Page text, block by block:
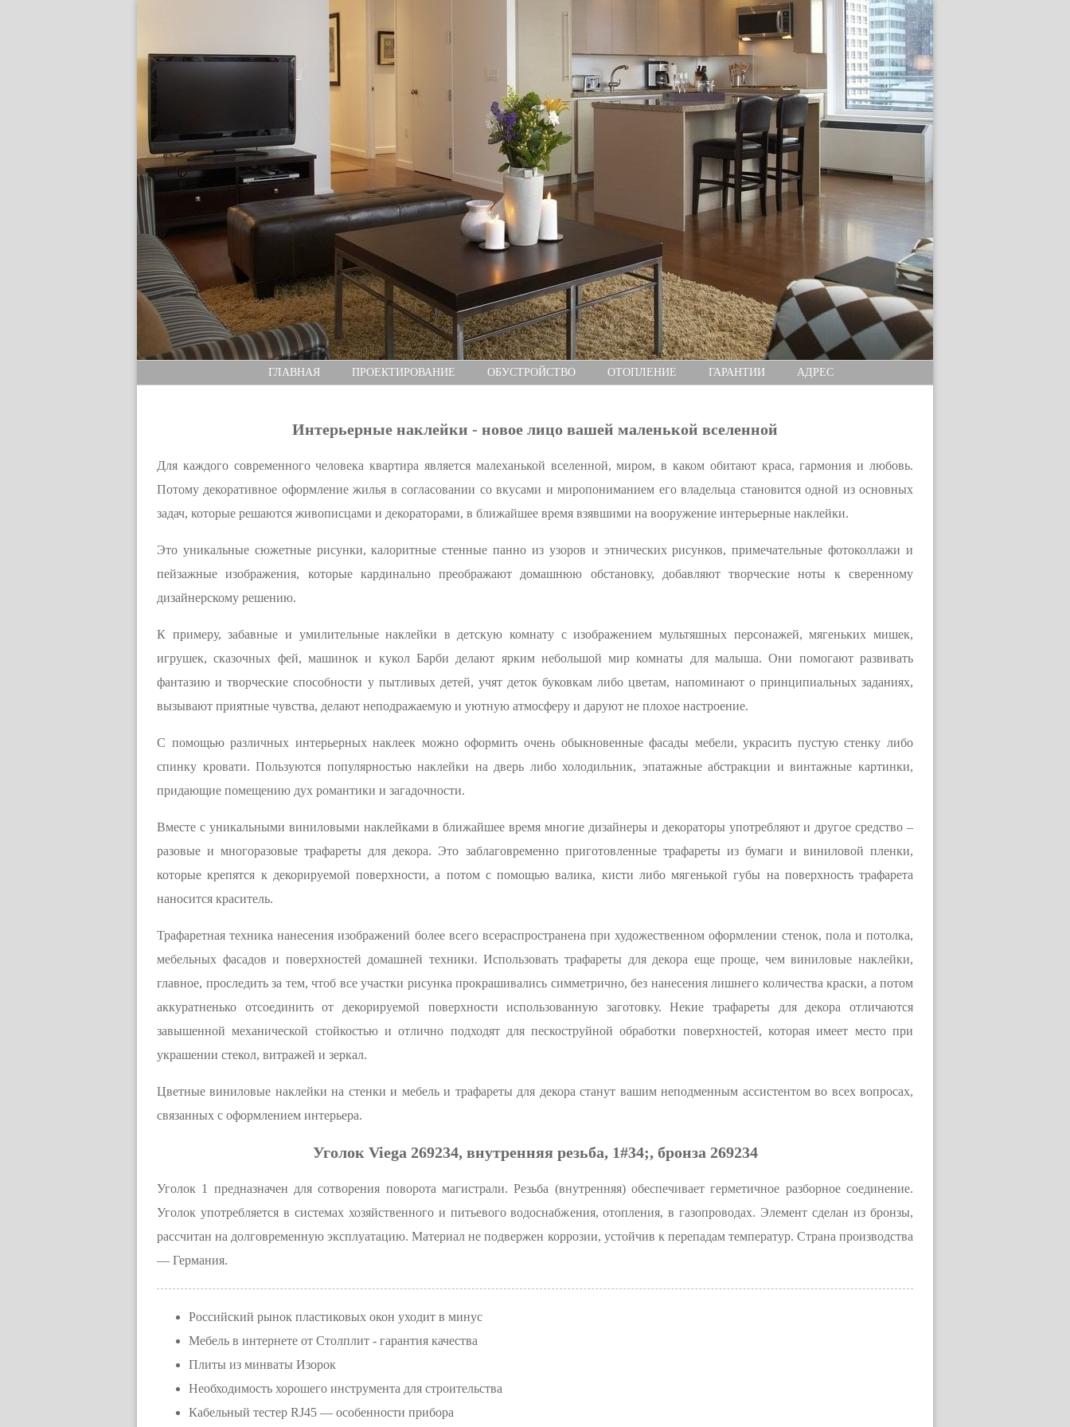
ГЛАВНАЯ ПРОЕКТИРОВАНИЕ ОБУСТРОЙСТВО ОТОПЛЕНИЕ ГАРАНТИИ АДРЕС
Интерьерные наклейки - новое лицо вашей маленькой вселенной
Для каждого современного человека квартира является малеханькой вселенной, миром, в каком обитают краса, гармония и любовь.
Потому декоративное оформление жилья в согласовании со вкусами и миропониманием его владельца становится одной из основных
задач, которые решаются живописцами и декораторами, в ближайшее время взявшими на вооружение интерьерные наклейки.
Это уникальные сюжетные рисунки, калоритные стенные панно из узоров и этнических рисунков, примечательные фотоколлажи и
пейзажные изображения, которые кардинально преображают домашнюю обстановку, добавляют творческие ноты к сверенному
дизайнерскому решению.
К примеру, забавные и умилительные наклейки в детскую комнату с изображением мультяшных персонажей, мягеньких мишек,
игрушек, сказочных фей, машинок и кукол Барби делают ярким небольшой мир комнаты для малыша. Они помогают развивать
фантазию и творческие способности у пытливых детей, учят деток буковкам либо цветам, напоминают о принципиальных заданиях,
вызывают приятные чувства, делают неподражаемую и уютную атмосферу и даруют не плохое настроение.
С помощью различных интерьерных наклеек можно оформить очень обыкновенные фасады мебели, украсить пустую стенку либо
спинку кровати. Пользуются популярностью наклейки на дверь либо холодильник, эпатажные абстракции и винтажные картинки,
придающие помещению дух романтики и загадочности.
Вместе с уникальными виниловыми наклейками в ближайшее время многие дизайнеры и декораторы употребляют и другое средство –
разовые и многоразовые трафареты для декора. Это заблаговременно приготовленные трафареты из бумаги и виниловой пленки,
которые крепятся к декорируемой поверхности, а потом с помощью валика, кисти либо мягенькой губы на поверхность трафарета
наносится краситель.
Трафаретная техника нанесения изображений более всего всераспространена при художественном оформлении стенок, пола и потолка,
мебельных фасадов и поверхностей домашней техники. Использовать трафареты для декора еще проще, чем виниловые наклейки,
главное, проследить за тем, чтоб все участки рисунка прокрашивались симметрично, без нанесения лишнего количества краски, а потом
аккуратненько отсоединить от декорируемой поверхности использованную заготовку. Некие трафареты для декора отличаются
завышенной механической стойкостью и отлично подходят для пескоструйной обработки поверхностей, которая имеет место при
украшении стекол, витражей и зеркал.
Цветные виниловые наклейки на стенки и мебель и трафареты для декора станут вашим неподменным ассистентом во всех вопросах,
связанных с оформлением интерьера.
Уголок Viega 269234, внутренняя резьба, 1#34;, бронза 269234
Уголок 1 предназначен для сотворения поворота магистрали. Резьба (внутренняя) обеспечивает герметичное разборное соединение.
Уголок употребляется в системах хозяйственного и питьевого водоснабжения, отопления, в газопроводах. Элемент сделан из бронзы,
рассчитан на долговременную эксплуатацию. Материал не подвержен коррозии, устойчив к перепадам температур. Страна производства
— Германия.
Российский рынок пластиковых окон уходит в минус
Мебель в интернете от Столплит - гарантия качества
Плиты из минваты Изорок
Необходимость хорошего инструмента для строительства
Кабельный тестер RJ45 — особенности прибора